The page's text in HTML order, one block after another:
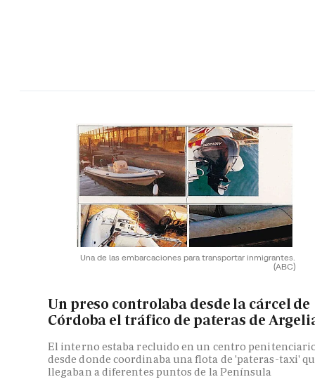
Una de las embarcaciones para transportar inmigrantes.
(ABC)
Un preso controlaba desde la cárcel de
Córdoba el tráfico de pateras de
El interno estaba recluido en un centro
desde donde coordinaba una flota de 'pateras-taxi'
llegaban a diferentes puntos de la Península